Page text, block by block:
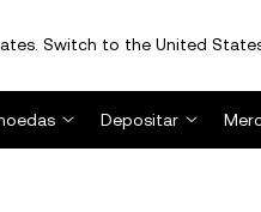
Switch to the United
Depositar